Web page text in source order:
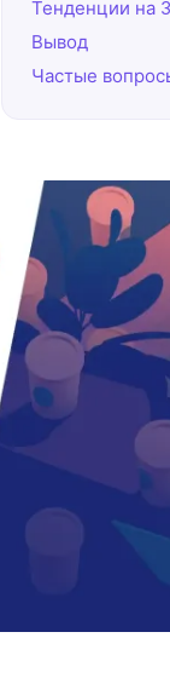
Тенденции на
Вывод
Частые